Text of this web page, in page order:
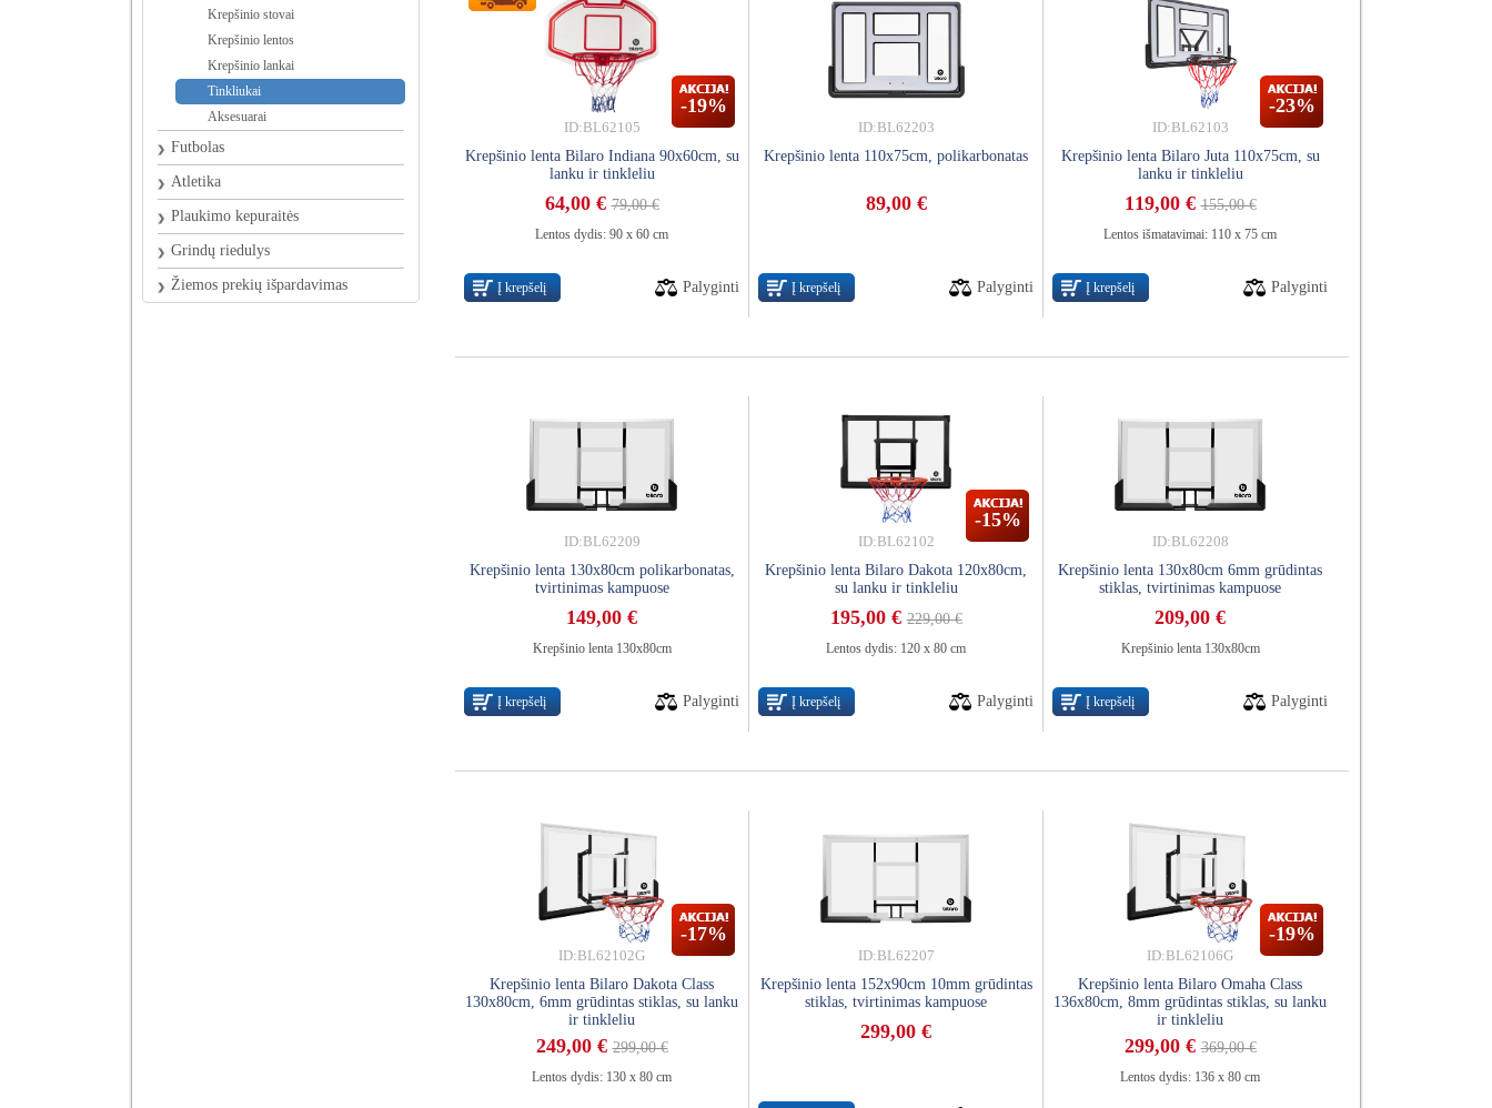
Krepšinio stovai
Krepšinio lentos
Krepšinio lankai
Tinkliukai
Aksesuarai
Futbolas
Atletika
Plaukimo kepuraitės
Grindų riedulys
Žiemos prekių išpardavimas
-19%
ID:BL62105
Krepšinio lenta Bilaro Indiana 90x60cm, su
lanku ir tinkleliu
64,00 €79,00 €
Lentos dydis: 90 x 60 cm
Į krepšelį Palyginti
ID:BL62203
Krepšinio lenta 110x75cm, polikarbonatas
89,00 €
Į krepšelį Palyginti
-23%
ID:BL62103
Krepšinio lenta Bilaro Juta 110x75cm, su
lanku ir tinkleliu
119,00 €155,00 €
Lentos išmatavimai: 110 x 75 cm
Į krepšelį Palyginti
ID:BL62209
Krepšinio lenta 130x80cm polikarbonatas,
tvirtinimas kampuose
149,00 €
Krepšinio lenta 130x80cm
Į krepšelį Palyginti
-15%
ID:BL62102
Krepšinio lenta Bilaro Dakota 120x80cm,
su lanku ir tinkleliu
195,00 €229,00 €
Lentos dydis: 120 x 80 cm
Į krepšelį Palyginti
ID:BL62208
Krepšinio lenta 130x80cm 6mm grūdintas
stiklas, tvirtinimas kampuose
209,00 €
Krepšinio lenta 130x80cm
Į krepšelį Palyginti
-17%
ID:BL62102G
Krepšinio lenta Bilaro Dakota Class
130x80cm, 6mm grūdintas stiklas, su lanku
ir tinkleliu
249,00 €299,00 €
Lentos dydis: 130 x 80 cm
ID:BL62207
Krepšinio lenta 152x90cm 10mm grūdintas
stiklas, tvirtinimas kampuose
299,00 €
-19%
ID:BL62106G
Krepšinio lenta Bilaro Omaha Class
136x80cm, 8mm grūdintas stiklas, su lanku
ir tinkleliu
299,00 €369,00 €
Lentos dydis: 136 x 80 cm